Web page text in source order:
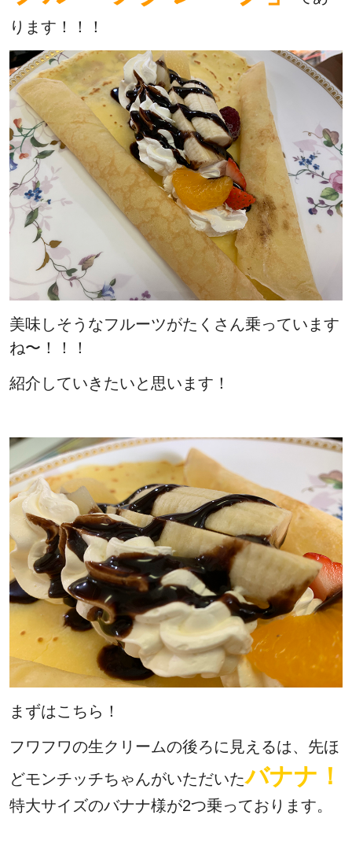
ります！！！
美味しそうなフルーツがたくさん乗っています
ね〜！！！
紹介していきたいと思います！
まずはこちら！
フワフワの生クリームの後ろに見えるは、先ほ
どモンチッチちゃんがいただいたバナナ！
特大サイズのバナナ様が2つ乗っております。